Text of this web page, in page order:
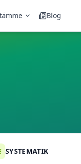
Blog
SYSTEMATIK